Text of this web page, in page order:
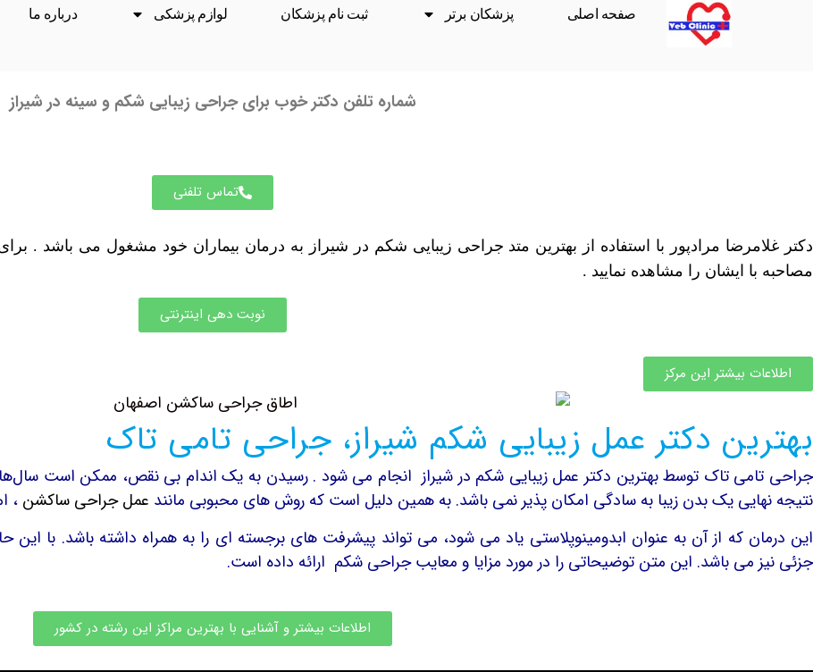
صفحه اصلی پزشکان برتر ثبت نام پزشکان لوازم پزشکی درباره ما
شماره تلفن دکتر خوب برای جراحی زیبایی شکم و سینه در شیراز
تماس تلفنی
دکتر غلامرضا مرادپور با استفاده از بهترین متد جراحی زیبایی شکم در شیراز به درمان بیماران خود مشغول می باشد .
مصاحبه با ایشان را مشاهده نمایید .
نوبت دهی اینترنتی
اطلاعات بیشتر این مرکز
بهترین دکتر عمل زیبایی شکم شیراز، جراحی تامی تاک
جراحی تامی تاک توسط بهترین دکتر عمل زیبایی شکم در شیراز انجام می شود . رسیدن به یک اندام بی نقص، ممکن است
نتیجه نهایی یک بدن زیبا به سادگی امکان پذیر نمی باشد. به همین دلیل است که روش های محبوبی مانند عمل جراحی ساکشن ،
این درمان که از آن به عنوان ابدومینوپلاستی یاد می شود، می تواند پیشرفت های برجسته ای را به همراه داشته باشد. با این
جزئی نیز می باشد. این متن توضیحاتی را در مورد مزایا و معایب جراحی شکم ارائه داده است.
اطلاعات بیشتر و آشنایی با بهترین مراکز این رشته در کشور